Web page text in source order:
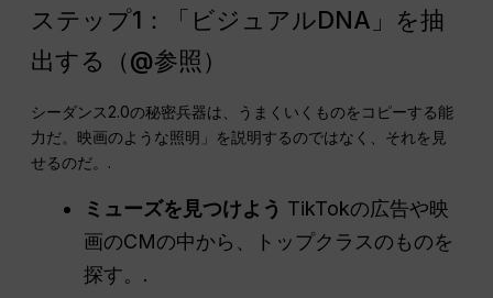
ステップ1：「ビジュアルDNA」を抽
出する（@参照）
シーダンス2.0の秘密兵器は、うまくいくものをコピーする能
力だ。映画のような照明」を説明するのではなく、それを見
せるのだ。.
ミューズを見つけよう TikTokの広告や映
画のCMの中から、トップクラスのものを
探す。.